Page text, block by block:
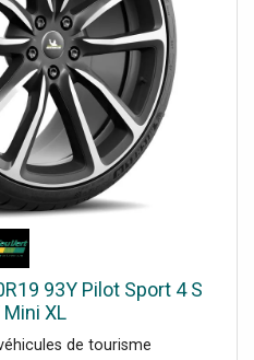
93Y Pilot Sport 4 S
Mini XL
de tourisme